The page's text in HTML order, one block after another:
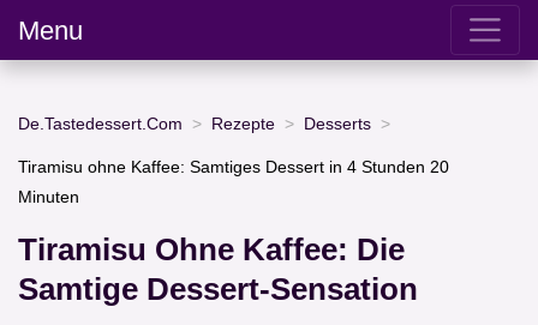
Menu
De.Tastedessert.Com Rezepte Desserts
Tiramisu ohne Kaffee: Samtiges Dessert in 4 Stunden 20
Minuten
Tiramisu Ohne Kaffee: Die
Samtige Dessert-Sensation